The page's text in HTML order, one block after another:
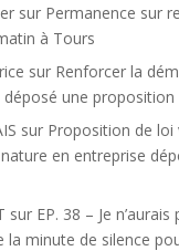
sur Permanence sur
à Tours
sur Renforcer la
déposé une proposition
sur Proposition de loi
en entreprise
sur EP. 38 – Je
la minute de silence